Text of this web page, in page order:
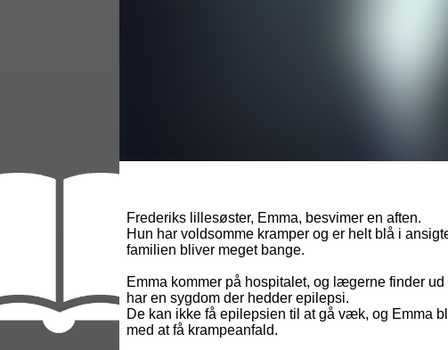
Frederiks lillesøster, Emma, besvimer en aften.
Hun har voldsomme kramper og er helt blå i
familien bliver meget bange.
Emma kommer på hospitalet, og lægerne finder ud
har en sygdom der hedder epilepsi.
De kan ikke få epilepsien til at gå væk, og Emma
med at få krampeanfald.